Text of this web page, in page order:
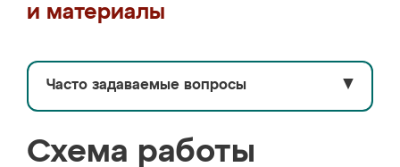
и материалы
Часто задаваемые вопросы ▼
Схема работы